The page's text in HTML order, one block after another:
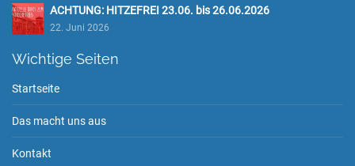
ACHTUNG: HITZEFREI 23.06. bis 26.06.2026
22. Juni 2026
Wichtige Seiten
Startseite
Das macht uns aus
Kontakt